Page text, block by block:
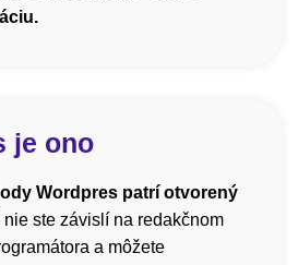
je ono
Wordpres patrí otvorený
nie ste závislí na redakčnom
a môžete